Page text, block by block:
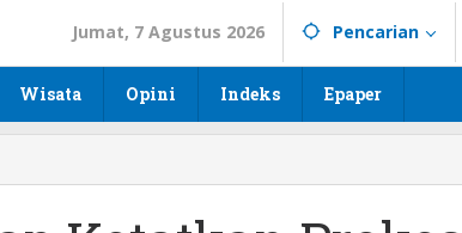
Jumat, 7 Agustus 2026 Pencarian
Wisata Opini Indeks Epaper